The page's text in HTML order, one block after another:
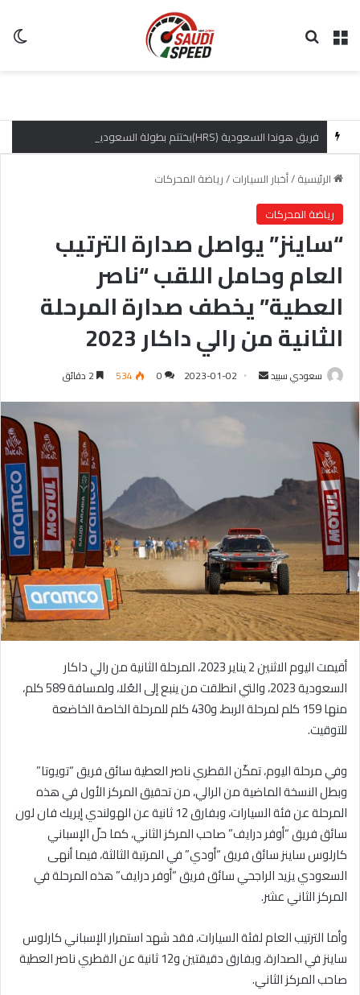
القائمة
الرئيسية/أخبار السيارات/رياضة المحركات
رياضة المحركات
“ساينز” يواصل صدارة الترتيب
العام وحامل اللقب “ناصر
العطية” يخطف صدارة المرحلة
الثانية من رالي داكار 2023
سعودي سبيد
ا
إ
ل
ك
ت
ر
و
ن
ي
ا
2023-01-02
0
534
أقيمت اليوم الاثنين 2 يناير 2023، المرحلة الثانية من رالي داكار
السعودية 2023، والتي انطلقت من ينبع إلى العُلا، ولمسافة 589 كلم،
منها 159 كلم لمرحلة الربط، و430 كلم للمرحلة الخاصة الخاضعة
للتوقيت.
وفي مرحلة اليوم، تمكّن القطري ناصر العطية سائق فريق “تويوتا”
وبطل النسخة الماضية من الرالي، من تحقيق المركز الأول في هذه
المرحلة عن فئة السيارات، وبفارق 12 ثانية عن الهولندي إيريك فان لون
سائق فريق “أوفر درايف” صاحب المركز الثاني، كما حلّ الإسباني
كارلوس ساينز سائق فريق “أودي” في المرتبة الثالثة، فيما أنهى
السعودي يزيد الراجحي سائق فريق “أوفر درايف” هذه المرحلة في
المركز الثاني عشر.
وأما الترتيب العام لفئة السيارات، فقد شهد استمرار الإسباني كارلوس
ساينز في الصدارة، وبفارق دقيقتين و12 ثانية عن القطري ناصر العطية
صاحب المركز الثاني.